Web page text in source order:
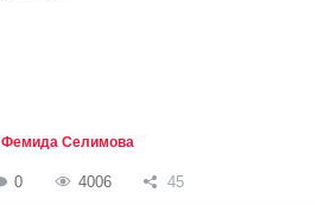
Фемида Селимова
0 4006 45